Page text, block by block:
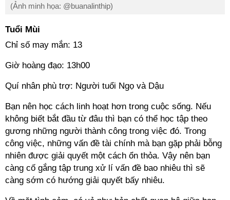
(Ảnh minh họa: @buanalinthip)
Tuổi Mùi
Chỉ số may mắn: 13
Giờ hoàng đạo: 13h00
Quí nhân phù trợ: Người tuổi Ngọ và Dậu
Bạn nên học cách linh hoạt hơn trong cuộc sống. Nếu
không biết bắt đầu từ đâu thì bạn có thể học tập theo
gương những người thành công trong việc đó. Trong
công việc, những vấn đề tài chính mà bạn gặp phải bỗng
nhiên được giải quyết một cách ổn thỏa. Vậy nên bạn
càng cố gắng tập trung xử lí vấn đề bao nhiêu thì sẽ
càng sớm có hướng giải quyết bấy nhiêu.